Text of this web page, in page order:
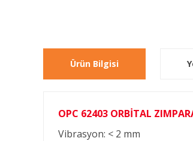
Ürün Bilgisi
OPC 62403 ORBİTAL
Vibrasyon: < 2 mm